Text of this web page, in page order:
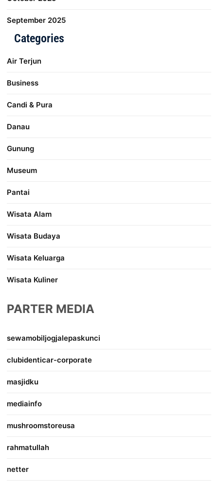
September 2025
Categories
Air Terjun
Business
Candi & Pura
Danau
Gunung
Museum
Pantai
Wisata Alam
Wisata Budaya
Wisata Keluarga
Wisata Kuliner
PARTER MEDIA
sewamobiljogjalepaskunci
clubidenticar-corporate
masjidku
mediainfo
mushroomstoreusa
rahmatullah
netter